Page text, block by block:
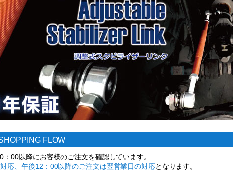
FLOW
00以降にお客様のご注文を確認しています。
応、午後12：00以降のご注文は翌営業日の対応となります。